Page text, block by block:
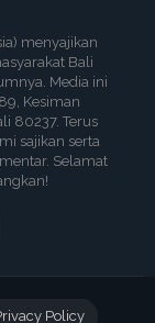
menyajikan
Bali
Media ini
Kesiman
80237. Terus
sajikan serta
Selamat
Policy